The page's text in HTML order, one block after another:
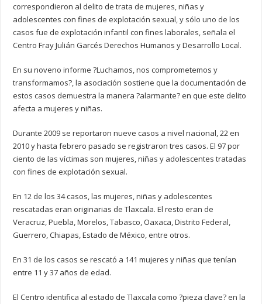
correspondieron al delito de trata de mujeres, niñas y
adolescentes con fines de explotación sexual, y sólo uno de los
casos fue de explotación infantil con fines laborales, señala el
Centro Fray Julián Garcés Derechos Humanos y Desarrollo Local.
En su noveno informe ?Luchamos, nos comprometemos y
transformamos?, la asociación sostiene que la documentación de
estos casos demuestra la manera ?alarmante? en que este delito
afecta a mujeres y niñas.
Durante 2009 se reportaron nueve casos a nivel nacional, 22 en
2010 y hasta febrero pasado se registraron tres casos. El 97 por
ciento de las víctimas son mujeres, niñas y adolescentes tratadas
con fines de explotación sexual.
En 12 de los 34 casos, las mujeres, niñas y adolescentes
rescatadas eran originarias de Tlaxcala. El resto eran de
Veracruz, Puebla, Morelos, Tabasco, Oaxaca, Distrito Federal,
Guerrero, Chiapas, Estado de México, entre otros.
En 31 de los casos se rescató a 141 mujeres y niñas que tenían
entre 11 y 37 años de edad.
El Centro identifica al estado de Tlaxcala como ?pieza clave? en la